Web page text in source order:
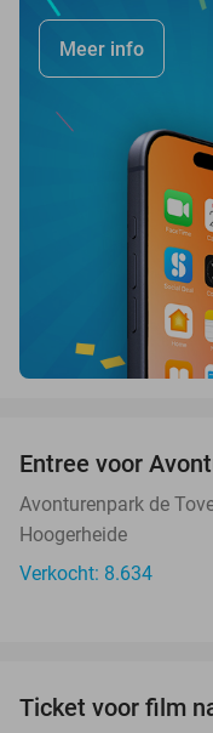
Meer info
Entree voor
Avonturenpark de
Hoogerheide
Verkocht: 8.634
Ticket voor film